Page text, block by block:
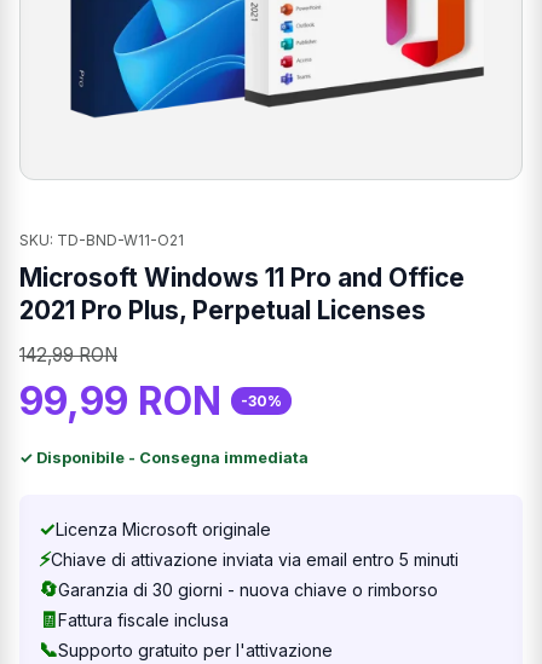
SKU: TD-BND-W11-O21
Microsoft Windows 11 Pro and Office
2021 Pro Plus, Perpetual Licenses
142,99 RON
99,99 RON -30%
✓ Disponibile - Consegna immediata
✓Licenza Microsoft originale
⚡Chiave di attivazione inviata via email entro 5 minuti
🔄Garanzia di 30 giorni - nuova chiave o rimborso
🧾Fattura fiscale inclusa
📞Supporto gratuito per l'attivazione